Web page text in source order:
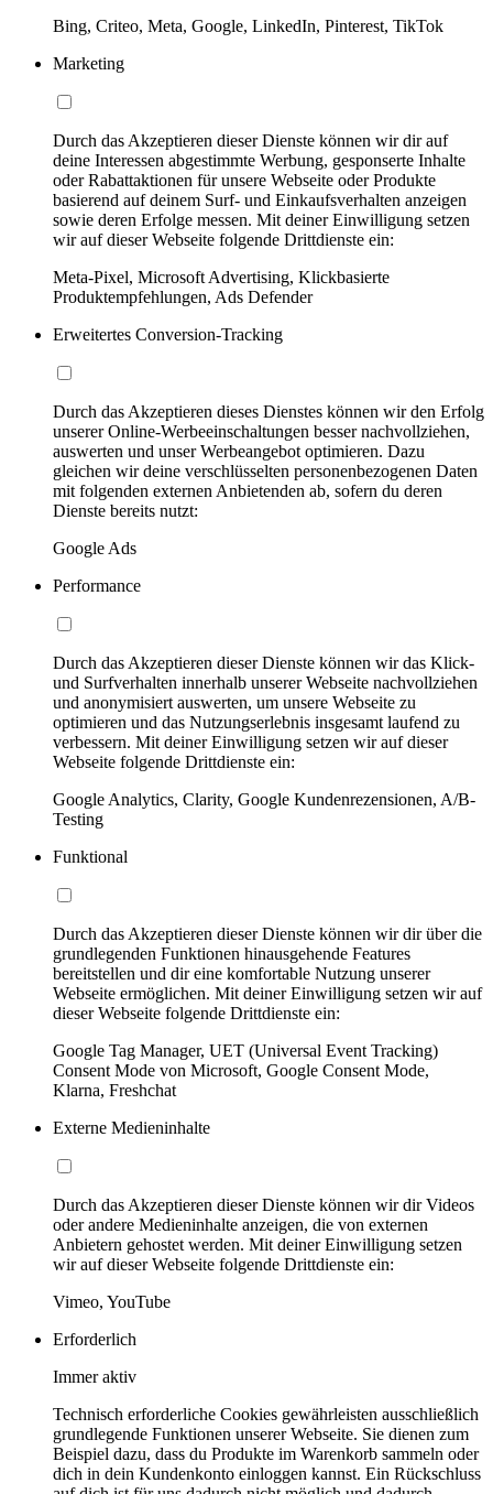
Bing, Criteo, Meta, Google, LinkedIn, Pinterest, TikTok
Marketing
Durch das Akzeptieren dieser Dienste können wir dir auf
deine Interessen abgestimmte Werbung, gesponserte Inhalte
oder Rabattaktionen für unsere Webseite oder Produkte
basierend auf deinem Surf- und Einkaufsverhalten anzeigen
sowie deren Erfolge messen. Mit deiner Einwilligung setzen
wir auf dieser Webseite folgende Drittdienste ein:
Meta-Pixel, Microsoft Advertising, Klickbasierte
Produktempfehlungen, Ads Defender
Erweitertes Conversion-Tracking
Durch das Akzeptieren dieses Dienstes können wir den Erfolg
unserer Online-Werbeeinschaltungen besser nachvollziehen,
auswerten und unser Werbeangebot optimieren. Dazu
gleichen wir deine verschlüsselten personenbezogenen Daten
mit folgenden externen Anbietenden ab, sofern du deren
Dienste bereits nutzt:
Google Ads
Performance
Durch das Akzeptieren dieser Dienste können wir das Klick-
und Surfverhalten innerhalb unserer Webseite nachvollziehen
und anonymisiert auswerten, um unsere Webseite zu
optimieren und das Nutzungserlebnis insgesamt laufend zu
verbessern. Mit deiner Einwilligung setzen wir auf dieser
Webseite folgende Drittdienste ein:
Google Analytics, Clarity, Google Kundenrezensionen, A/B-
Testing
Funktional
Durch das Akzeptieren dieser Dienste können wir dir über die
grundlegenden Funktionen hinausgehende Features
bereitstellen und dir eine komfortable Nutzung unserer
Webseite ermöglichen. Mit deiner Einwilligung setzen wir auf
dieser Webseite folgende Drittdienste ein:
Google Tag Manager, UET (Universal Event Tracking)
Consent Mode von Microsoft, Google Consent Mode,
Klarna, Freshchat
Externe Medieninhalte
Durch das Akzeptieren dieser Dienste können wir dir Videos
oder andere Medieninhalte anzeigen, die von externen
Anbietern gehostet werden. Mit deiner Einwilligung setzen
wir auf dieser Webseite folgende Drittdienste ein:
Vimeo, YouTube
Erforderlich
Immer aktiv
Technisch erforderliche Cookies gewährleisten ausschließlich
grundlegende Funktionen unserer Webseite. Sie dienen zum
Beispiel dazu, dass du Produkte im Warenkorb sammeln oder
dich in dein Kundenkonto einloggen kannst. Ein Rückschluss